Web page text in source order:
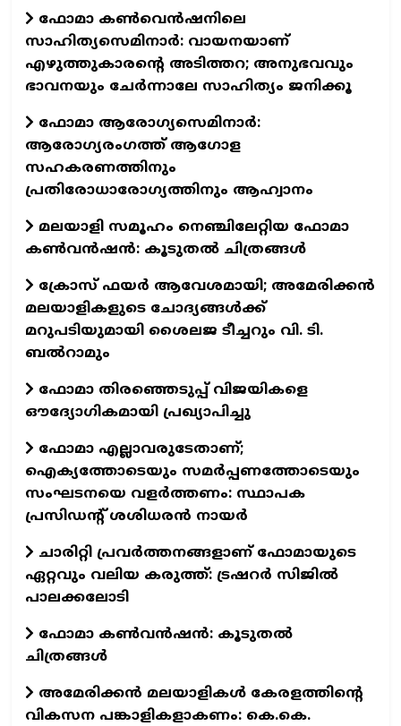
ഫോമാ കൺവെൻഷനിലെ
സാഹിത്യസെമിനാർ: വായനയാണ്
എഴുത്തുകാരന്റെ അടിത്തറ; അനുഭവവും
ഭാവനയും ചേർന്നാലേ സാഹിത്യം ജനിക്കൂ
ഫോമാ ആരോഗ്യസെമിനാർ:
ആരോഗ്യരംഗത്ത് ആഗോള
സഹകരണത്തിനും
പ്രതിരോധാരോഗ്യത്തിനും ആഹ്വാനം
മലയാളി സമൂഹം നെഞ്ചിലേറ്റിയ ഫോമാ
കണ്‍വന്‍ഷന്‍: കൂടുതല്‍ ചിത്രങ്ങള്‍
ക്രോസ് ഫയർ ആവേശമായി; അമേരിക്കൻ
മലയാളികളുടെ ചോദ്യങ്ങൾക്ക്
മറുപടിയുമായി ശൈലജ ടീച്ചറും വി. ടി.
ബൽറാമും
ഫോമാ തിരഞ്ഞെടുപ്പ് വിജയികളെ
ഔദ്യോഗികമായി പ്രഖ്യാപിച്ചു
ഫോമാ എല്ലാവരുടേതാണ്;
ഐക്യത്തോടെയും സമർപ്പണത്തോടെയും
സംഘടനയെ വളർത്തണം: സ്ഥാപക
പ്രസിഡന്റ് ശശിധരൻ നായർ
ചാരിറ്റി പ്രവർത്തനങ്ങളാണ് ഫോമായുടെ
ഏറ്റവും വലിയ കരുത്ത്: ട്രഷറർ സിജിൽ
പാലക്കലോടി
ഫോമാ കണ്‍വന്‍ഷന്‍: കൂടുതല്‍
ചിത്രങ്ങള്‍
അമേരിക്കൻ മലയാളികൾ കേരളത്തിന്റെ
വികസന പങ്കാളികളാകണം: കെ.കെ.